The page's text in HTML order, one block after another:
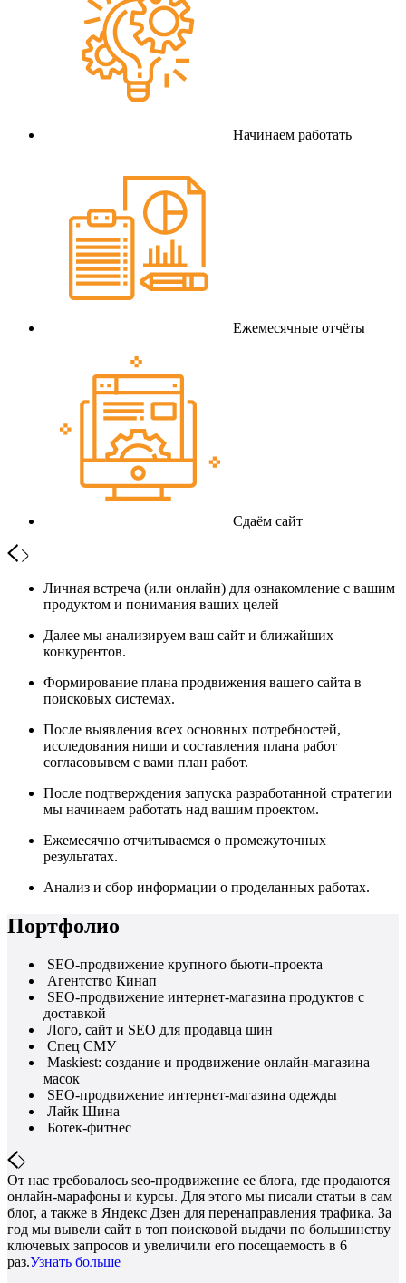
Начинаем работать
Ежемесячные отчёты
Сдаём сайт
Личная встреча (или онлайн) для ознакомление с вашим
продуктом и понимания ваших целей
Далее мы анализируем ваш сайт и ближайших
конкурентов.
Формирование плана продвижения вашего сайта в
поисковых системах.
После выявления всех основных потребностей,
исследования ниши и составления плана работ
согласовывем с вами план работ.
После подтверждения запуска разработанной стратегии
мы начинаем работать над вашим проектом.
Ежемесячно отчитываемся о промежуточных
результатах.
Анализ и сбор информации о проделанных работах.
Портфолио
SEO-продвижение крупного бьюти-проекта
Агентство Кинап
SEO-продвижение интернет-магазина продуктов с
доставкой
Лого, сайт и SEO для продавца шин
Спец СМУ
Maskiest: создание и продвижение онлайн-магазина
масок
SEO-продвижение интернет-магазина одежды
Лайк Шина
Ботек-фитнес
От нас требовалось seo-продвижение ее блога, где продаются
онлайн-марафоны и курсы. Для этого мы писали статьи в сам
блог, а также в Яндекс Дзен для перенаправления трафика. За
год мы вывели сайт в топ поисковой выдачи по большинству
ключевых запросов и увеличили его посещаемость в 6
раз.Узнать больше